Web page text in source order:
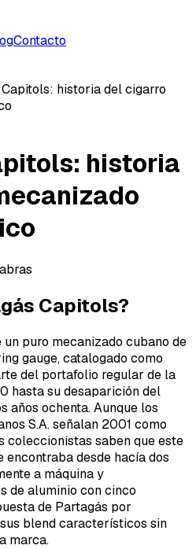
Contacto
historia del cigarro
historia
Capitols?
un puro mecanizado cubano de
gauge, catalogado como
del portafolio regular de la
hasta su desaparición del
años ochenta. Aunque los
S.A. señalan 2001 como
coleccionistas saben que este
desde hacía dos
a máquina y
de aluminio con cinco
de Partagás por
blend característicos sin
marca.